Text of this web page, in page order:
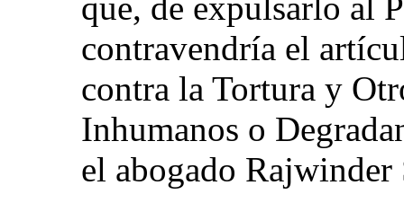
contravendría el
contra la Tortura y
Inhumanos o
el abogado